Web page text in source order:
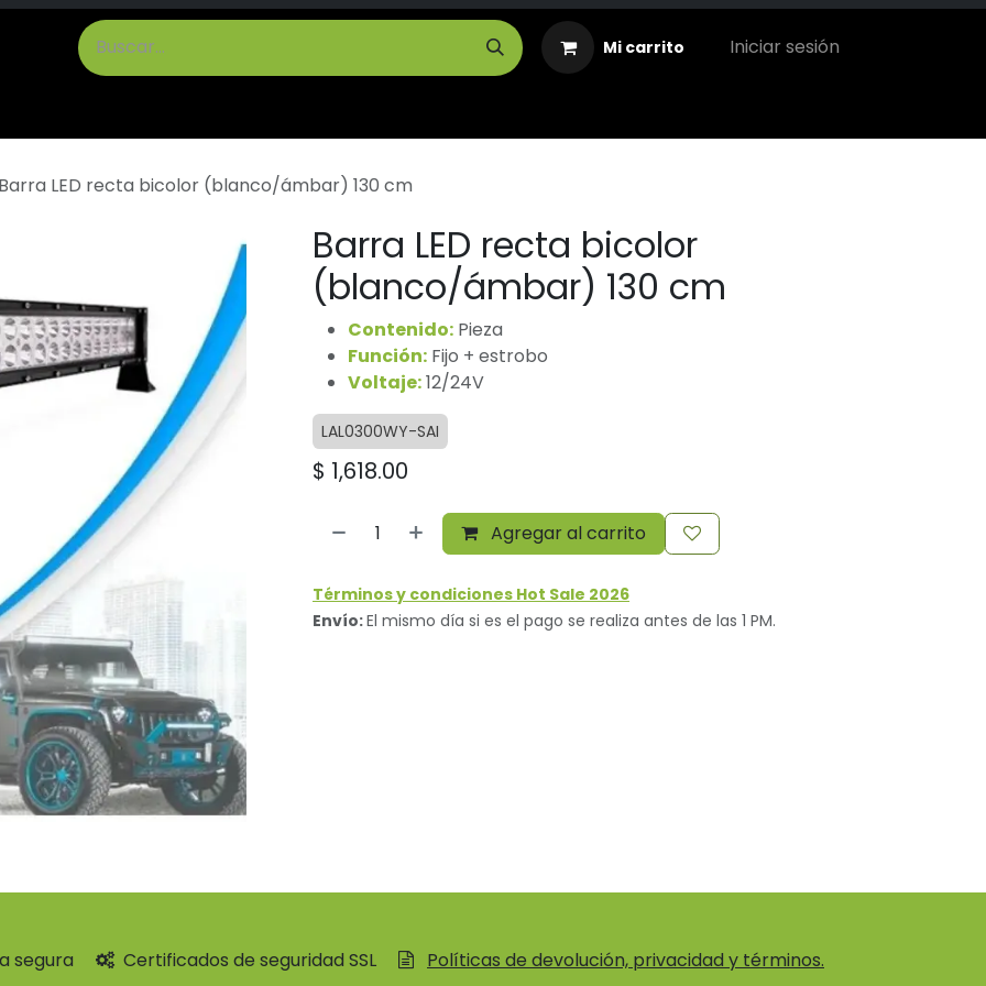
Mi carrito Iniciar sesión
Barra LED recta bicolor (blanco/ámbar) 130 cm
Barra LED recta bicolor
(blanco/ámbar) 130 cm
Contenido: Pieza
Función: Fijo + estrobo
Voltaje:12/24V
LAL0300WY-SAI
$ 1,618.00
Agregar al carrito
Términos y condiciones Hot Sale 2026
Envío:El mismo día si es el pago se realiza antes de las 1 PM.
segura Certificados de seguridad SSL Políticas de devolución, privacidad y términos.